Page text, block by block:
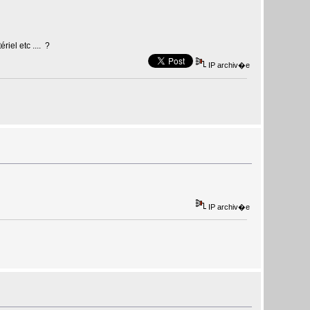
etc .... ?
IP archiv�e
IP archiv�e